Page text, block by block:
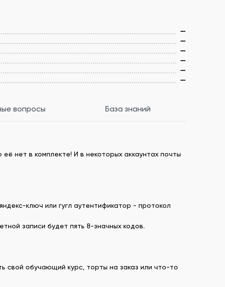
—
—
—
—
—
—
вопросы База знаний
нет в комплекте! И в некоторых аккаунтах почты
ключ или гугл аутентификатор - протокол
записи будет пять 8-значных кодов.
свой обучающий курс, торты на заказ или что-то